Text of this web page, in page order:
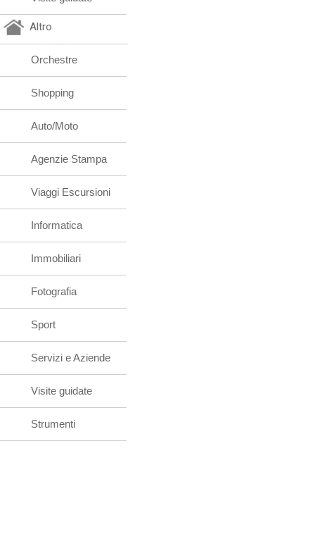
Altro
Orchestre
Shopping
Auto/Moto
Agenzie Stampa
Viaggi Escursioni
Informatica
Immobiliari
Fotografia
Sport
Servizi e Aziende
Visite guidate
Strumenti